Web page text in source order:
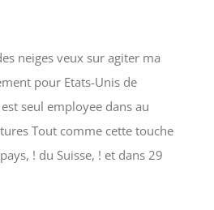
neiges veux sur agiter ma
pour Etats-Unis de
seul employee dans au
Tout comme cette touche
! du Suisse, ! et dans 29